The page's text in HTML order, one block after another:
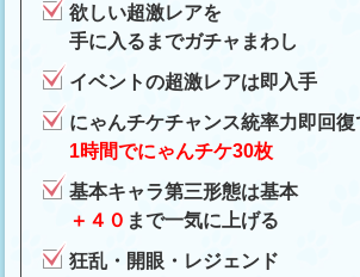
欲しい超激レアを
手に入るまでガチャまわし
イベントの超激レアは即入手
にゃんチケチャンス統率力即回復
1時間でにゃんチケ30枚
基本キャラ第三形態は基本
＋４０ まで一気に上げる
狂乱・開眼・レジェンド